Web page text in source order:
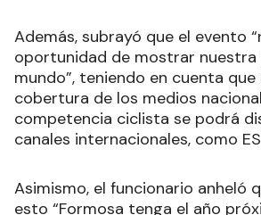
Además, subrayó que el evento
oportunidad de mostrar nuestra
mundo”, teniendo en cuenta
cobertura de los medios
competencia ciclista se podrá
canales internacionales, como
Asimismo, el funcionario anheló
esto “Formosa tenga el año